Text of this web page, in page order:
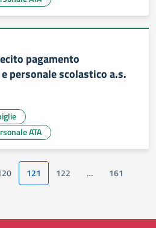
pagamento
personale scolastico a.s.
ATA
121 122 …
161